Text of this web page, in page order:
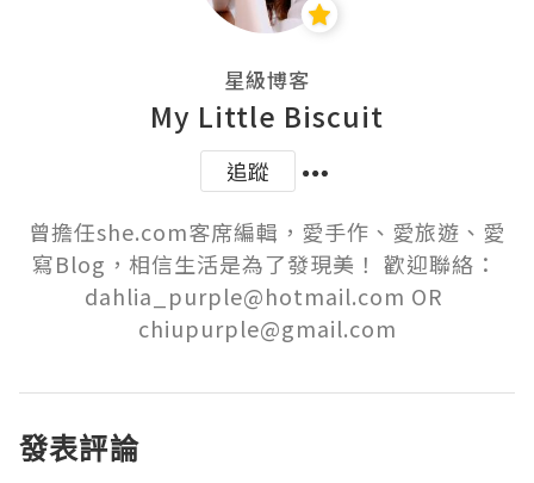
星級博客
My Little Biscuit
追蹤
曾擔任she.com客席編輯，愛手作、愛旅遊、愛
寫Blog，相信生活是為了發現美！ 歡迎聯絡：
dahlia_purple@hotmail.com OR
chiupurple@gmail.com
發表評論